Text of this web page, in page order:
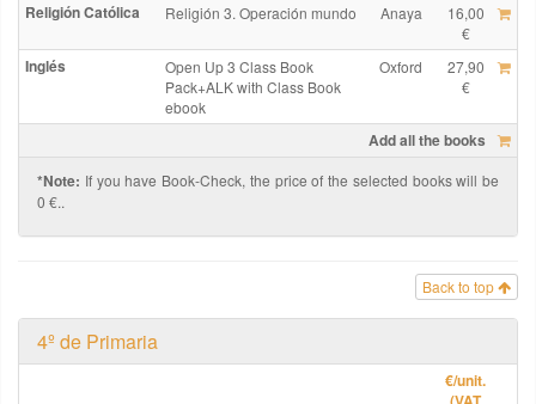
Religión Católica Religión 3. Operación mundo Anaya
16,00
€
Inglés
Open Up 3 Class Book
Pack+ALK with Class Book
ebook
Oxford
27,90
€
Add all the books
*Note: If you have Book-Check, the price of the selected books will be
0 €..
Back to top
4º de Primaria
€/unit.